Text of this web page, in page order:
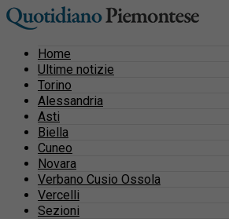
Home
Ultime notizie
Torino
Alessandria
Asti
Biella
Cuneo
Novara
Verbano Cusio Ossola
Vercelli
Sezioni